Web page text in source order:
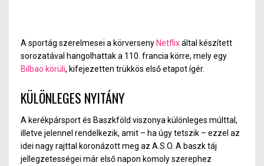
A sportág szerelmesei a körverseny Netflixáltal készített
sorozatával hangolhattak a 110. francia körre, mely egy
Bilbao körüli, kifejezetten trükkös első etapot ígér.
KÜLÖNLEGES NYITÁNY
A kerékpársport és Baszkföld viszonya különleges múlttal,
illetve jelennel rendelkezik, amit – ha úgy tetszik – ezzel az
idei nagy rajttal koronázott meg az A.S.O. A baszk táj
jellegzetességei már első napon komoly szerephez